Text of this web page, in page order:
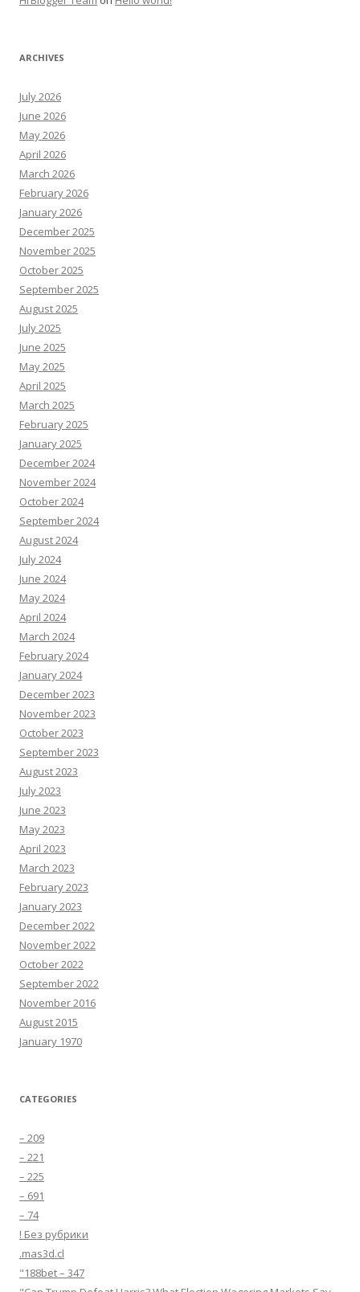
ARCHIVES
July 2026
June 2026
May 2026
April 2026
March 2026
February 2026
January 2026
December 2025
November 2025
October 2025
September 2025
August 2025
July 2025
June 2025
May 2025
April 2025
March 2025
February 2025
January 2025
December 2024
November 2024
October 2024
September 2024
August 2024
July 2024
June 2024
May 2024
April 2024
March 2024
February 2024
January 2024
December 2023
November 2023
October 2023
September 2023
August 2023
July 2023
June 2023
May 2023
April 2023
March 2023
February 2023
January 2023
December 2022
November 2022
October 2022
September 2022
November 2016
August 2015
January 1970
CATEGORIES
– 209
– 221
– 225
– 691
– 74
! Без рубрики
.mas3d.cl
"188bet – 347